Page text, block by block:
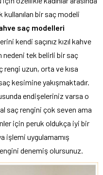
bir saç modeli
saç modelleri
kendi saçınız kızıl kahve
nedeni tek belirli bir saç
rengi uzun, orta ve kısa
kesimine yakışmaktadır.
endişeleriniz varsa o
saç rengini çok seven ama
için peruk oldukça iyi bir
işlemi uygulamamış
denemiş olursunuz.